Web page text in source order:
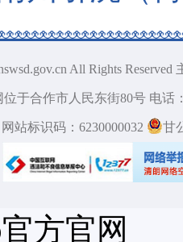
All Rights
于合作市人民东街80号 电话
网站标识码：6230000032 甘
方官网